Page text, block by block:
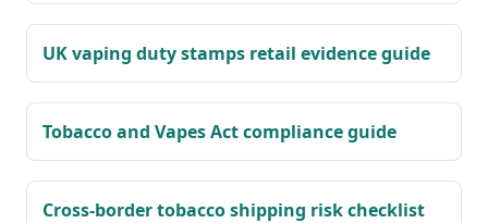
UK vaping duty stamps retail evidence guide
Tobacco and Vapes Act compliance guide
Cross-border tobacco shipping risk checklist